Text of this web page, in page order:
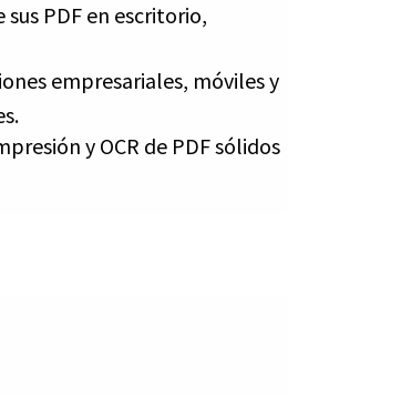
PDF en escritorio,
empresariales, móviles y
y OCR de PDF sólidos